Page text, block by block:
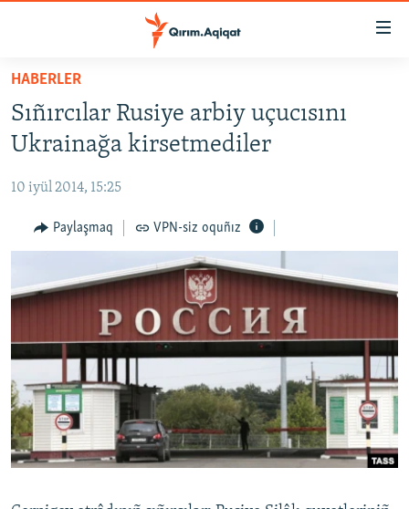
Esas
qaytmaq
Baş
qaytmaq
qaytmaq
HABERLER
SİYASET
İQTİSADİYAT
CEMİYET
MEDENİYET
VİDEO
BLOGLAR
FİKİR
Русский
Українською
HABERLER
Sıñırcılar Rusiye arbiy uçucısını
Ukrainağa kirsetmediler
10 iyül 2014, 15:25
Paylaşmaq VPN-siz oquñız